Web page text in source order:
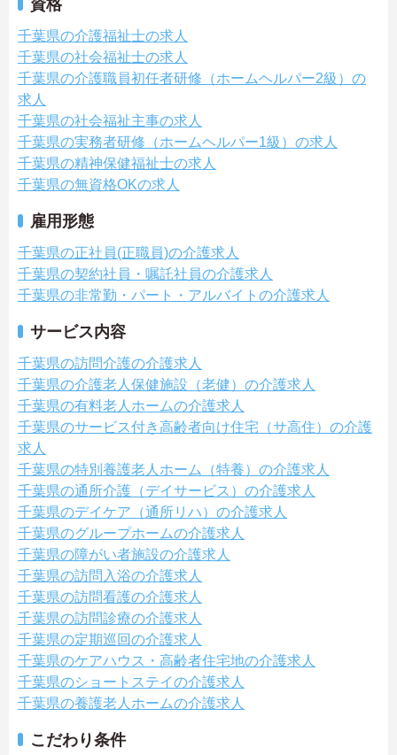
資格
千葉県の介護福祉士の求人
千葉県の社会福祉士の求人
千葉県の介護職員初任者研修（ホームヘルパー2級）の
求人
千葉県の社会福祉主事の求人
千葉県の実務者研修（ホームヘルパー1級）の求人
千葉県の精神保健福祉士の求人
千葉県の無資格OKの求人
雇用形態
千葉県の正社員(正職員)の介護求人
千葉県の契約社員・嘱託社員の介護求人
千葉県の非常勤・パート・アルバイトの介護求人
サービス内容
千葉県の訪問介護の介護求人
千葉県の介護老人保健施設（老健）の介護求人
千葉県の有料老人ホームの介護求人
千葉県のサービス付き高齢者向け住宅（サ高住）の介護
求人
千葉県の特別養護老人ホーム（特養）の介護求人
千葉県の通所介護（デイサービス）の介護求人
千葉県のデイケア（通所リハ）の介護求人
千葉県のグループホームの介護求人
千葉県の障がい者施設の介護求人
千葉県の訪問入浴の介護求人
千葉県の訪問看護の介護求人
千葉県の訪問診療の介護求人
千葉県の定期巡回の介護求人
千葉県のケアハウス・高齢者住宅地の介護求人
千葉県のショートステイの介護求人
千葉県の養護老人ホームの介護求人
こだわり条件